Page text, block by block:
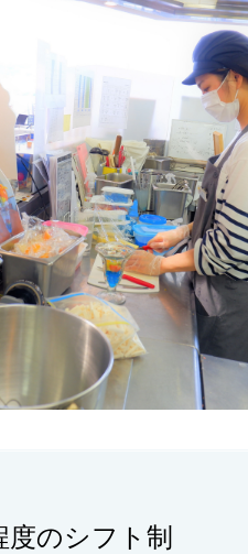
度のシフト制